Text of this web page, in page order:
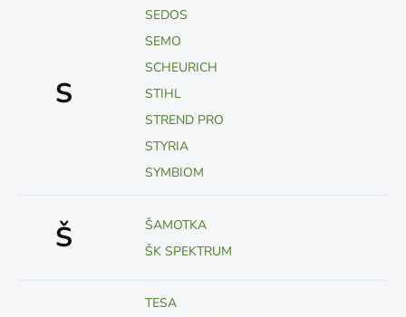
S
SEDOS
SEMO
SCHEURICH
STIHL
STREND PRO
STYRIA
SYMBIOM
Š
ŠAMOTKA
ŠK SPEKTRUM
TESA